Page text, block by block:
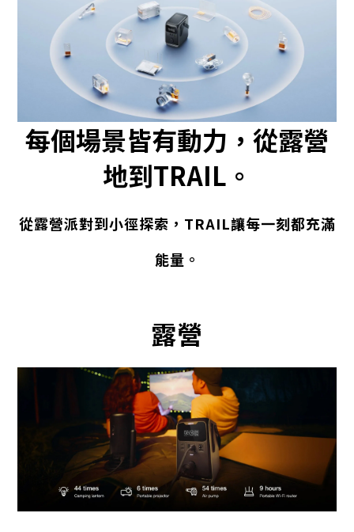
每個場景皆有動力，從露營
地到TRAIL。
從露營派對到小徑探索，TRAIL讓每一刻都充滿
能量。
露營